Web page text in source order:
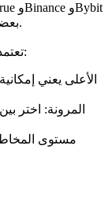
بعضاً من أفضل مكافآت التخزين والربح في السوق.
تعتمد المنصة المثالية على عدة عوامل رئيسية، منها:
المرونة: اختر
مستوى